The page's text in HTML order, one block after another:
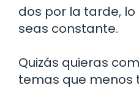
dos por la tarde,
seas constante.
Quizás quieras
temas que menos